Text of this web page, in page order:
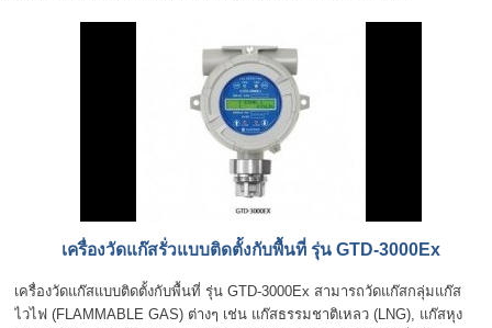
เครื่องวัดแก๊สรั่วแบบติดตั้งกับพื้นที่ รุ่น GTD-3000Ex
เครื่องวัดแก๊สแบบติดตั้งกับพื้นที่ รุ่น GTD-3000Ex สามารถวัดแก๊สกลุ่มแก๊ส
ไวไฟ (FLAMMABLE GAS) ต่างๆ เช่น แก๊สธรรมชาติเหลว (LNG), แก๊สหุง